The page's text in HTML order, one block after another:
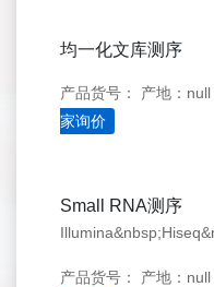
均一化文库测序
产品货号： 产地：null
家询价
Small RNA测序
产品货号： 产地：null